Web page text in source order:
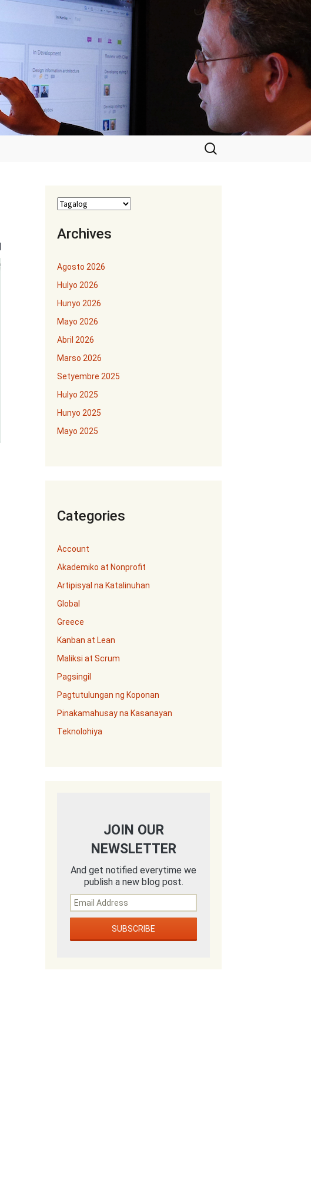
Hanapin
ang:
Archives
Agosto 2026
Hulyo 2026
Hunyo 2026
Mayo 2026
Abril 2026
Marso 2026
Setyembre 2025
Hulyo 2025
Hunyo 2025
Mayo 2025
Categories
Account
Akademiko at Nonprofit
Artipisyal na Katalinuhan
Global
Greece
Kanban at Lean
Maliksi at Scrum
Pagsingil
Pagtutulungan ng Koponan
Pinakamahusay na Kasanayan
Teknolohiya
JOIN OUR
NEWSLETTER
And get notified everytime we
publish a new blog post.